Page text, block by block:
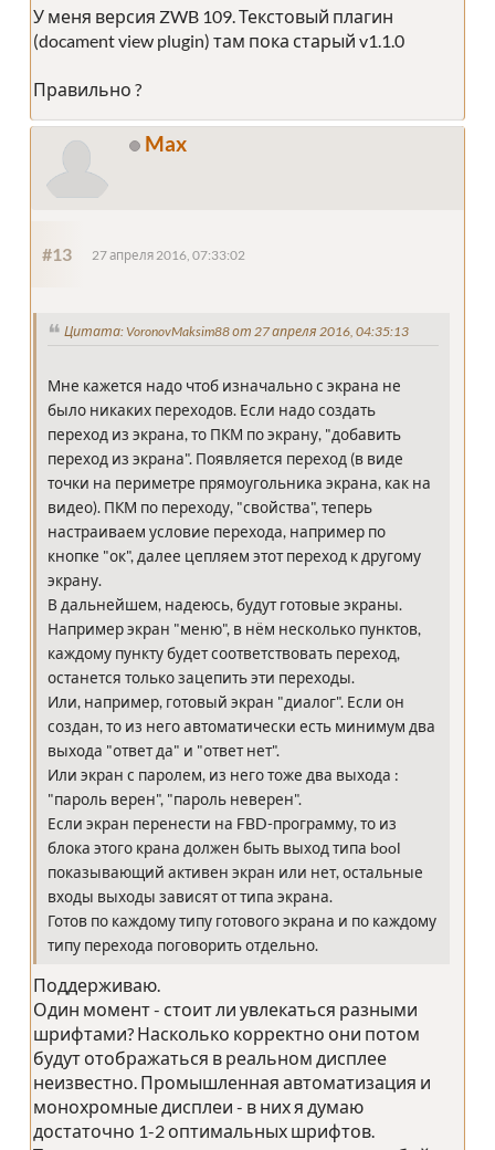
У меня версия ZWB 109. Текстовый плагин
(docament view plugin) там пока старый v1.1.0
Правильно ?
Max
#13 27 апреля 2016, 07:33:02
Цитата: VoronovMaksim88 от 27 апреля 2016, 04:35:13
Мне кажется надо чтоб изначально с экрана не
было никаких переходов. Если надо создать
переход из экрана, то ПКМ по экрану, "добавить
переход из экрана". Появляется переход (в виде
точки на периметре прямоугольника экрана, как на
видео). ПКМ по переходу, "свойства", теперь
настраиваем условие перехода, например по
кнопке "ок", далее цепляем этот переход к другому
экрану.
В дальнейшем, надеюсь, будут готовые экраны.
Например экран "меню", в нём несколько пунктов,
каждому пункту будет соответствовать переход,
останется только зацепить эти переходы.
Или, например, готовый экран "диалог". Если он
создан, то из него автоматически есть минимум два
выхода "ответ да" и "ответ нет".
Или экран с паролем, из него тоже два выхода :
"пароль верен", "пароль неверен".
Если экран перенести на FBD-программу, то из
блока этого крана должен быть выход типа bool
показывающий активен экран или нет, остальные
входы выходы зависят от типа экрана.
Готов по каждому типу готового экрана и по каждому
типу перехода поговорить отдельно.
Поддерживаю.
Один момент - стоит ли увлекаться разными
шрифтами? Насколько корректно они потом
будут отображаться в реальном дисплее
неизвестно. Промышленная автоматизация и
монохромные дисплеи - в них я думаю
достаточно 1-2 оптимальных шрифтов.